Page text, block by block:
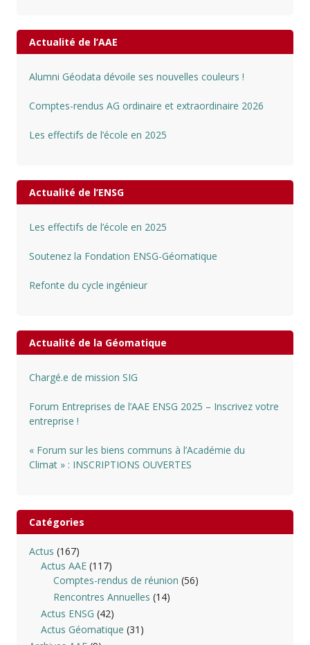
Actualité de l’AAE
Alumni Géodata dévoile ses nouvelles couleurs !
Comptes-rendus AG ordinaire et extraordinaire 2026
Les effectifs de l’école en 2025
Actualité de l’ENSG
Les effectifs de l’école en 2025
Soutenez la Fondation ENSG-Géomatique
Refonte du cycle ingénieur
Actualité de la Géomatique
Chargé.e de mission SIG
Forum Entreprises de l’AAE ENSG 2025 – Inscrivez votre
entreprise !
« Forum sur les biens communs à l’Académie du
Climat » : INSCRIPTIONS OUVERTES
Catégories
Actus (167)
Actus AAE (117)
Comptes-rendus de réunion (56)
Rencontres Annuelles (14)
Actus ENSG (42)
Actus Géomatique (31)